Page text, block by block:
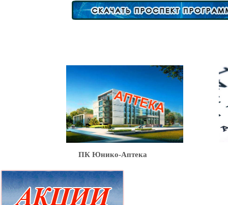
ПК Юнико-Аптека